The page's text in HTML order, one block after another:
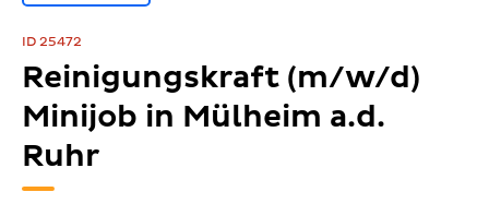
ID 25472
Reinigungskraft (m/w/d)
Minijob in Mülheim a.d.
Ruhr